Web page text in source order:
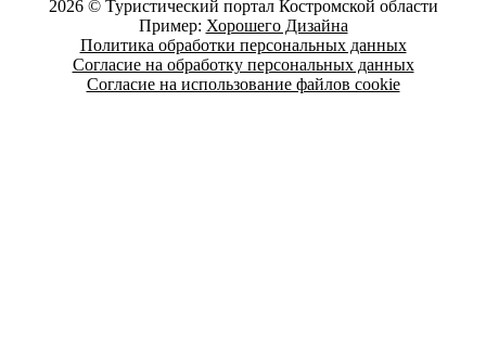
2026 © Туристический портал Костромской области
Пример: Хорошего Дизайна
Политика обработки персональных данных
Согласие на обработку персональных данных
Согласие на использование файлов cookie